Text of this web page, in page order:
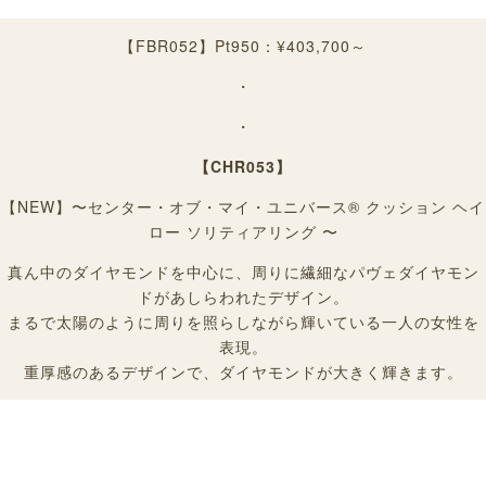
【FBR052】 Pt950：¥403,700～
・
・
【CHR053】
【NEW】〜センター・オブ・マイ・ユニバース® クッション ヘイ
ロー ソリティアリング 〜
真ん中のダイヤモンドを中心に、周りに繊細なパヴェダイヤモン
ドがあしらわれたデザイン。
まるで太陽のように周りを照らしながら輝いている一人の女性を
表現。
重厚感のあるデザインで、ダイヤモンドが大きく輝きます。